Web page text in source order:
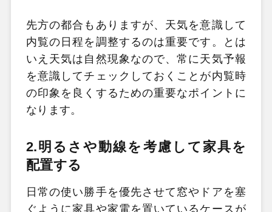
先方の都合もありますが、天気を意識して
内覧の日程を調整するのは重要です。とは
いえ天気は自然現象なので、常に天気予報
を意識してチェックしておくことが内覧時
の印象を良くするための重要なポイントに
なります。
2.明るさや動線を考慮して家具を
配置する
日常の使い勝手を優先させて窓やドアを塞
ぐように家具や家電を置いているケースが